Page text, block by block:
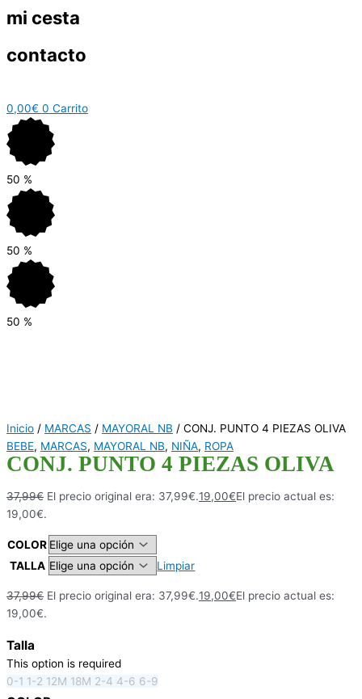
mi cesta
contacto
0,00€ 0 Carrito
50 %
50 %
50 %
Inicio / MARCAS / MAYORAL NB / CONJ. PUNTO 4 PIEZAS OLIVA
BEBE, MARCAS, MAYORAL NB, NIÑA, ROPA
CONJ. PUNTO 4 PIEZAS OLIVA
37,99€ El precio original era: 37,99€.19,00€El precio actual es:
19,00€.
COLOR
TALLA
Limpiar
37,99€ El precio original era: 37,99€.19,00€El precio actual es:
19,00€.
Talla
This option is required
0-1 1-2 12M 18M 2-4 4-6 6-9